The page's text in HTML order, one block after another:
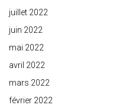
juillet 2022
juin 2022
mai 2022
avril 2022
mars 2022
février 2022